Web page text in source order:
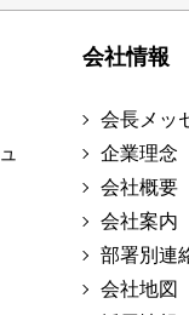
会社情報
会長メッ
企業理念
会社概要
会社案内
部署別連
会社地図